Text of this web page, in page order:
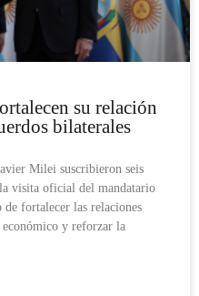
su relación
bilaterales
Milei suscribieron seis
visita oficial del mandatario
fortalecer las relaciones
y reforzar la